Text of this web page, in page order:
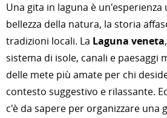
Una gita in laguna è un'esperienza
bellezza della natura, la storia
tradizioni locali. La Laguna veneta
sistema di isole, canali e paesaggi
delle mete più amate per chi
contesto suggestivo e rilassante.
c'è da sapere per organizzare una